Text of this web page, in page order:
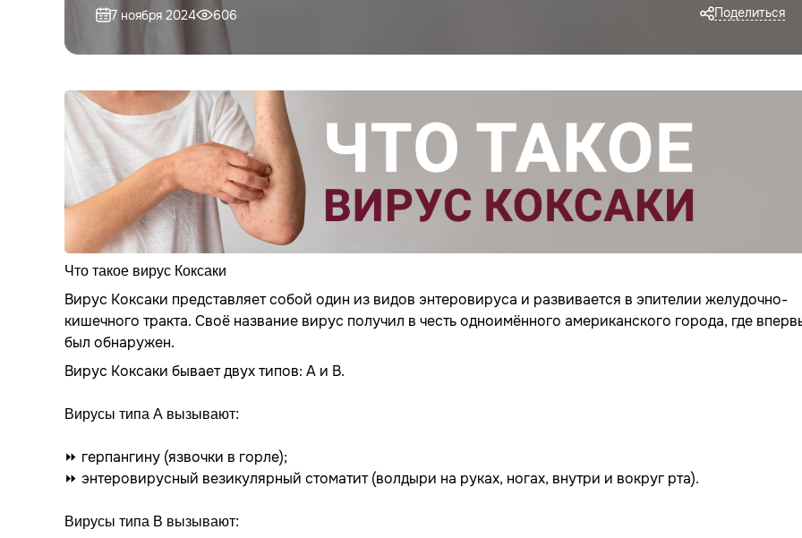
7 ноября 2024 606 Поделиться
Что такое вирус Коксаки
Вирус Коксаки представляет собой один из видов энтеровируса и развивается в эпителии желудочно-
кишечного тракта. Своё название вирус получил в честь одноимённого американского города, где
был обнаружен.
Вирус Коксаки бывает двух типов: А и В.
Вирусы типа А вызывают:
⏩ герпангину (язвочки в горле);
⏩ энтеровирусный везикулярный стоматит (волдыри на руках, ногах, внутри и вокруг рта).
Вирусы типа В вызывают: